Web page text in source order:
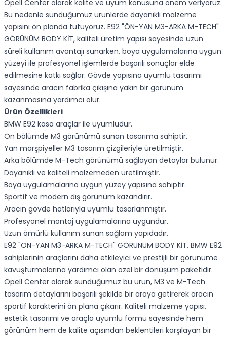
Opell Center olarak kalite ve uyum konusuna önem veriyoruz.
Bu nedenle sunduğumuz ürünlerde dayanıklı malzeme
yapısını ön planda tutuyoruz. E92 "ÖN-YAN M3-ARKA M-TECH"
GÖRÜNÜM BODY KİT, kaliteli üretim yapısı sayesinde uzun
süreli kullanım avantajı sunarken, boya uygulamalarına uygun
yüzeyi ile profesyonel işlemlerde başarılı sonuçlar elde
edilmesine katkı sağlar. Gövde yapısına uyumlu tasarımı
sayesinde aracın fabrika çıkışına yakın bir görünüm
kazanmasına yardımcı olur.
Ürün Özellikleri
BMW E92 kasa araçlar ile uyumludur.
Ön bölümde M3 görünümü sunan tasarıma sahiptir.
Yan marşpiyeller M3 tasarım çizgileriyle üretilmiştir.
Arka bölümde M-Tech görünümü sağlayan detaylar bulunur.
Dayanıklı ve kaliteli malzemeden üretilmiştir.
Boya uygulamalarına uygun yüzey yapısına sahiptir.
Sportif ve modern dış görünüm kazandırır.
Aracın gövde hatlarıyla uyumlu tasarlanmıştır.
Profesyonel montaj uygulamalarına uygundur.
Uzun ömürlü kullanım sunan sağlam yapıdadır.
E92 "ÖN-YAN M3-ARKA M-TECH" GÖRÜNÜM BODY KİT, BMW E92
sahiplerinin araçlarını daha etkileyici ve prestijli bir görünüme
kavuşturmalarına yardımcı olan özel bir dönüşüm paketidir.
Opell Center olarak sunduğumuz bu ürün, M3 ve M-Tech
tasarım detaylarını başarılı şekilde bir araya getirerek aracın
sportif karakterini ön plana çıkarır. Kaliteli malzeme yapısı,
estetik tasarımı ve araçla uyumlu formu sayesinde hem
görünüm hem de kalite açısından beklentileri karşılayan bir